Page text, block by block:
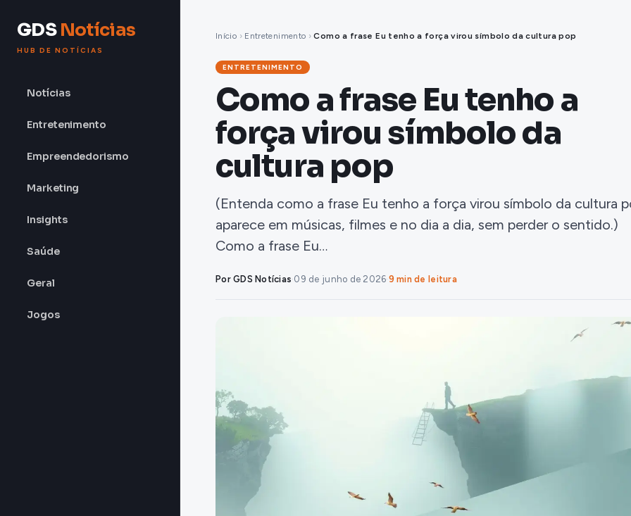
GDSNotícias
HUB DE NOTÍCIAS
Notícias
Entretenimento
Empreendedorismo
Marketing
Insights
Saúde
Geral
Jogos
Início › Entretenimento › Como a frase Eu tenho a força virou símbolo da cultura pop
ENTRETENIMENTO
Como a frase Eu tenho a
força virou símbolo da
cultura pop
(Entenda como a frase Eu tenho a força virou símbolo da cultura
aparece em músicas, filmes e no dia a dia, sem perder o sentido.)
Como a frase Eu…
Por GDS Notícias·09 de junho de 2026·9 min de leitura